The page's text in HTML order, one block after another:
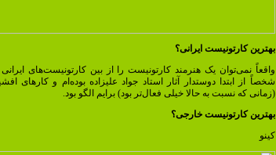
بهترین کارتونیست ایرانی؟
واقعاً نمی‌توان یک هنرمند کارتونیست را از بین کارتونیست‌های ایرانی
شخصاً از ابتدا دوستدار آثار استاد جواد علیزاده بوده‌ام و کارهای
(زمانی که نسبت به حالا خیلی فعال‌تر بود) برایم الگو بود.
بهترین کارتونیست خارجی؟
کینو